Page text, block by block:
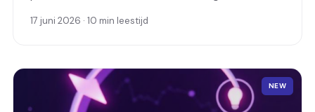
WhatsApp & SMS, en QA die je eigen agents
17 juni 2026 · 10 min leestijd
NEW